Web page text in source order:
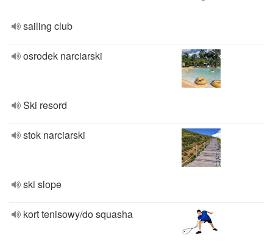
sailing club
osrodek narciarski
Ski resord
stok narciarski
ski slope
kort tenisowy/do squasha